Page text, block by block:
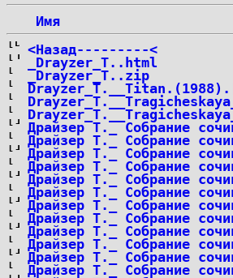
Имя
<Назад---------<
_Drayzer_T..html
_Drayzer_T..zip
Драйзер Т._ Собрание
Драйзер Т._ Собрание
Драйзер Т._ Собрание
Драйзер Т._ Собрание
Драйзер Т._ Собрание
Драйзер Т._ Собрание
Драйзер Т._ Собрание
Драйзер Т._ Собрание
Драйзер Т._ Собрание
Драйзер Т._ Собрание
Драйзер Т._ Собрание
Драйзер Т._ Собрание